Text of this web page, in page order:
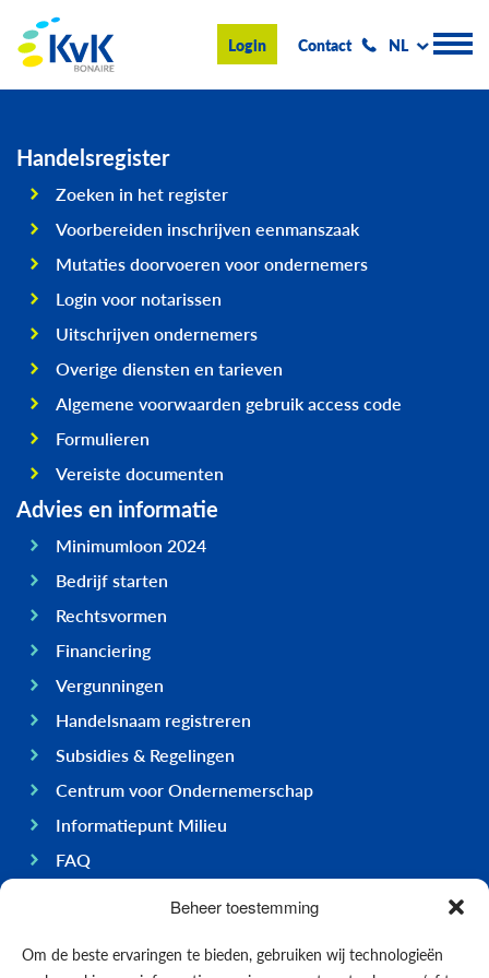
Beheer toestemming
Om de beste ervaringen te bieden, gebruiken wij technologieën
KvK Bonaire
Login Contact NL
Handelsregister
Advies en informatie
Over de KvK
Nieuws & Events
Handelsregister
Zoeken in het register
Voorbereiden inschrijven eenmanszaak
Mutaties doorvoeren voor ondernemers
Login voor notarissen
Uitschrijven ondernemers
Overige diensten en tarieven
Algemene voorwaarden gebruik access code
Formulieren
Vereiste documenten
Advies en informatie
Minimumloon 2024
Bedrijf starten
Rechtsvormen
Financiering
Vergunningen
Handelsnaam registreren
Subsidies & Regelingen
Centrum voor Ondernemerschap
Informatiepunt Milieu
FAQ
Ondernemen op Bonaire
Economie